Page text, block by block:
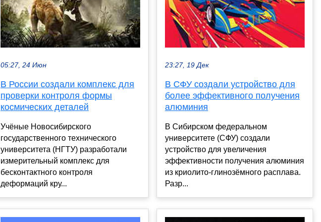
05:27, 24 Июн
В России создали комплекс для
проверки контроля формы
космических деталей
Учёные Новосибирского
государственного технического
университета (НГТУ) разработали
измерительный комплекс для
бесконтактного контроля
деформаций кру...
23:27, 19 Дек
В СФУ создали устройство для
более эффективного получения
алюминия
В Сибирском федеральном
университете (СФУ) создали
устройство для увеличения
эффективности получения алюминия
из криолито-глинозёмного расплава.
Разр...